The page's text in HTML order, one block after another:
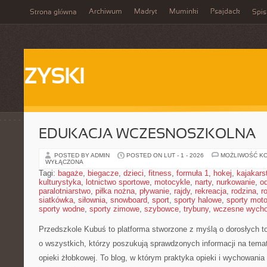
Strona główna Archiwum Madryt Muminki Psajdack Spis
ZYSKI
EDUKACJA WCZESNOSZKOLNA
POSTED BY ADMIN POSTED ON LUT - 1 - 2026
MOŻLIWOŚĆ
WYŁĄCZONA
Tagi: bagaże, biegacze, dzieci, fitness, formuła 1, hokej,
kulturystyka, lotnictwo sportowe, motocykle, narty, nurkowanie,
paralotniarstwo, piłka nożna, pływanie, rajdy, rekreacja, rodzina,
siatkówka, siłownia, snowboard, sport, sporty halowe, sporty
sporty wodne, sporty zimowe, szybowce, trybuny, wczesne
Przedszkole Kubuś to platforma stworzone z myślą o dorosłych
o wszystkich, którzy poszukują sprawdzonych informacji na
opieki żłobkowej. To blog, w którym praktyka opieki i